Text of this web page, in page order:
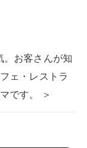
。お客さんが知
ェ・レストラ
です。 ＞